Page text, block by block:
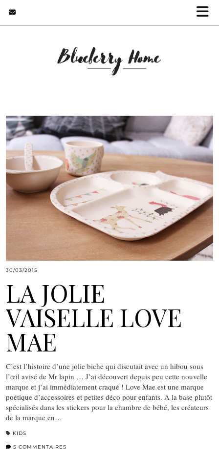
30/03/2015
LA JOLIE
VAISELLE LOVE
MAE
C’est l’histoire d’une jolie biche qui discutait avec un hibou sous
l’œil avisé de Mr lapin … J’ai découvert depuis peu cette nouvelle
marque et j’ai immédiatement craqué ! Love Mae est une marque
poétique d’accessoires et petites déco pour enfants. A la base plutôt
spécialisés dans les stickers pour la chambre de bébé, les créateurs
de la marque en…
KIDS
5 COMMENTAIRES